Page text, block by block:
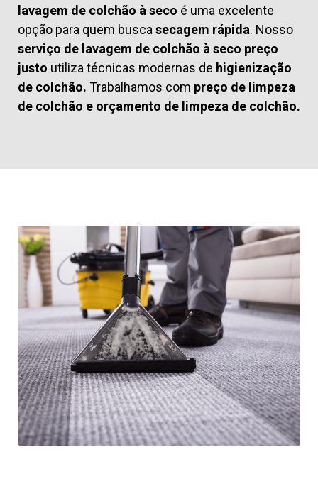
lavagem de colchão à seco é uma excelente
opção para quem busca secagem rápida. Nosso
serviço de lavagem de colchão à seco preço
justo utiliza técnicas modernas de higienização
de colchão. Trabalhamos com preço de limpeza
de colchão e orçamento de limpeza de colchão.